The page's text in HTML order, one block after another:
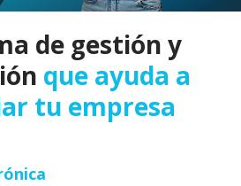
de gestión y
que ayuda a
tu empresa